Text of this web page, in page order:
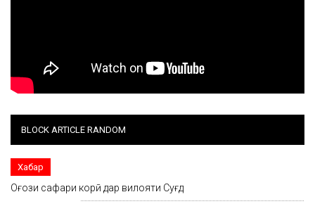
BLOCK ARTICLE RANDOM
Хабар
Оғози сафари корӣ дар вилояти Суғд